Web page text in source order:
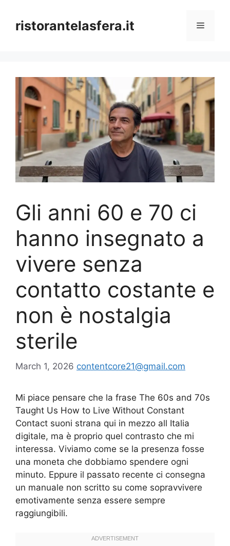
contentristorantelasfera.it Menu
Gli anni 60 e 70 ci
hanno insegnato a
vivere senza
contatto costante e
non è nostalgia
sterile
March 1, 2026 contentcore21@gmail.com
Mi piace pensare che la frase The 60s and 70s
Taught Us How to Live Without Constant
Contact suoni strana qui in mezzo all Italia
digitale, ma è proprio quel contrasto che mi
interessa. Viviamo come se la presenza fosse
una moneta che dobbiamo spendere ogni
minuto. Eppure il passato recente ci consegna
un manuale non scritto su come sopravvivere
emotivamente senza essere sempre
raggiungibili.